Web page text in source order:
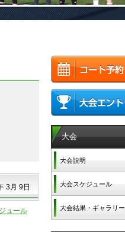
3月 9日
ュール
大会
大会説明
大会スケジュール
大会結果・ギャラリー